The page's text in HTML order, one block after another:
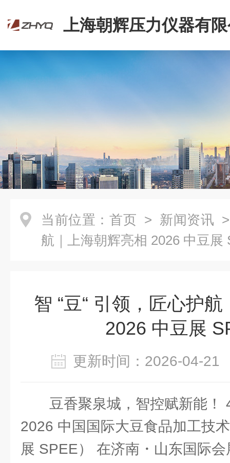
上海朝辉压力仪器有
当前位置： 首页 > 新闻资讯
航｜上海朝辉亮相 2026 中豆展
智 “豆“ 引领，匠心护
2026 中豆展
更新时间：2026-04-
豆香聚泉城，智控赋新能！
2026 中国国际大豆食品加工技
展 SPEE） 在济南・山东国际